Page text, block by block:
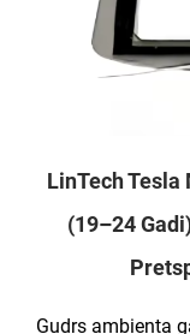
LinTech
(19–24
Gudrs ambienta